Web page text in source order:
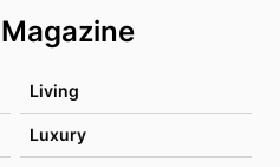
Living
Luxury